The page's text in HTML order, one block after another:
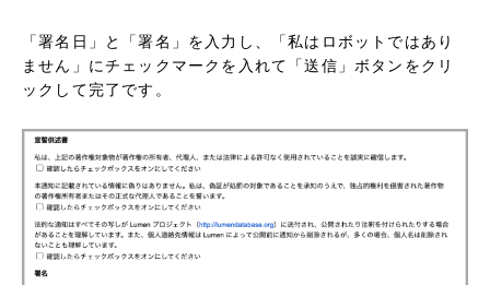
「署名日」と「署名」を入力し、「私はロボットではあり
ません」にチェックマークを入れて「送信」ボタンをクリ
ックして完了です。